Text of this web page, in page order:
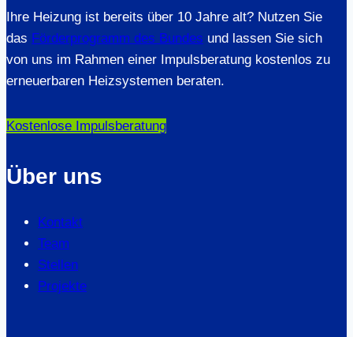
Ihre Heizung ist bereits über 10 Jahre alt? Nutzen Sie
das Förderprogramm des Bundes und lassen Sie sich
von uns im Rahmen einer Impulsberatung kostenlos zu
erneuerbaren Heizsystemen beraten.
Kostenlose Impulsberatung
Über uns
Kontakt
Team
Stellen
Projekte